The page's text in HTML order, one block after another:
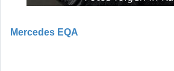
Mercedes EQA